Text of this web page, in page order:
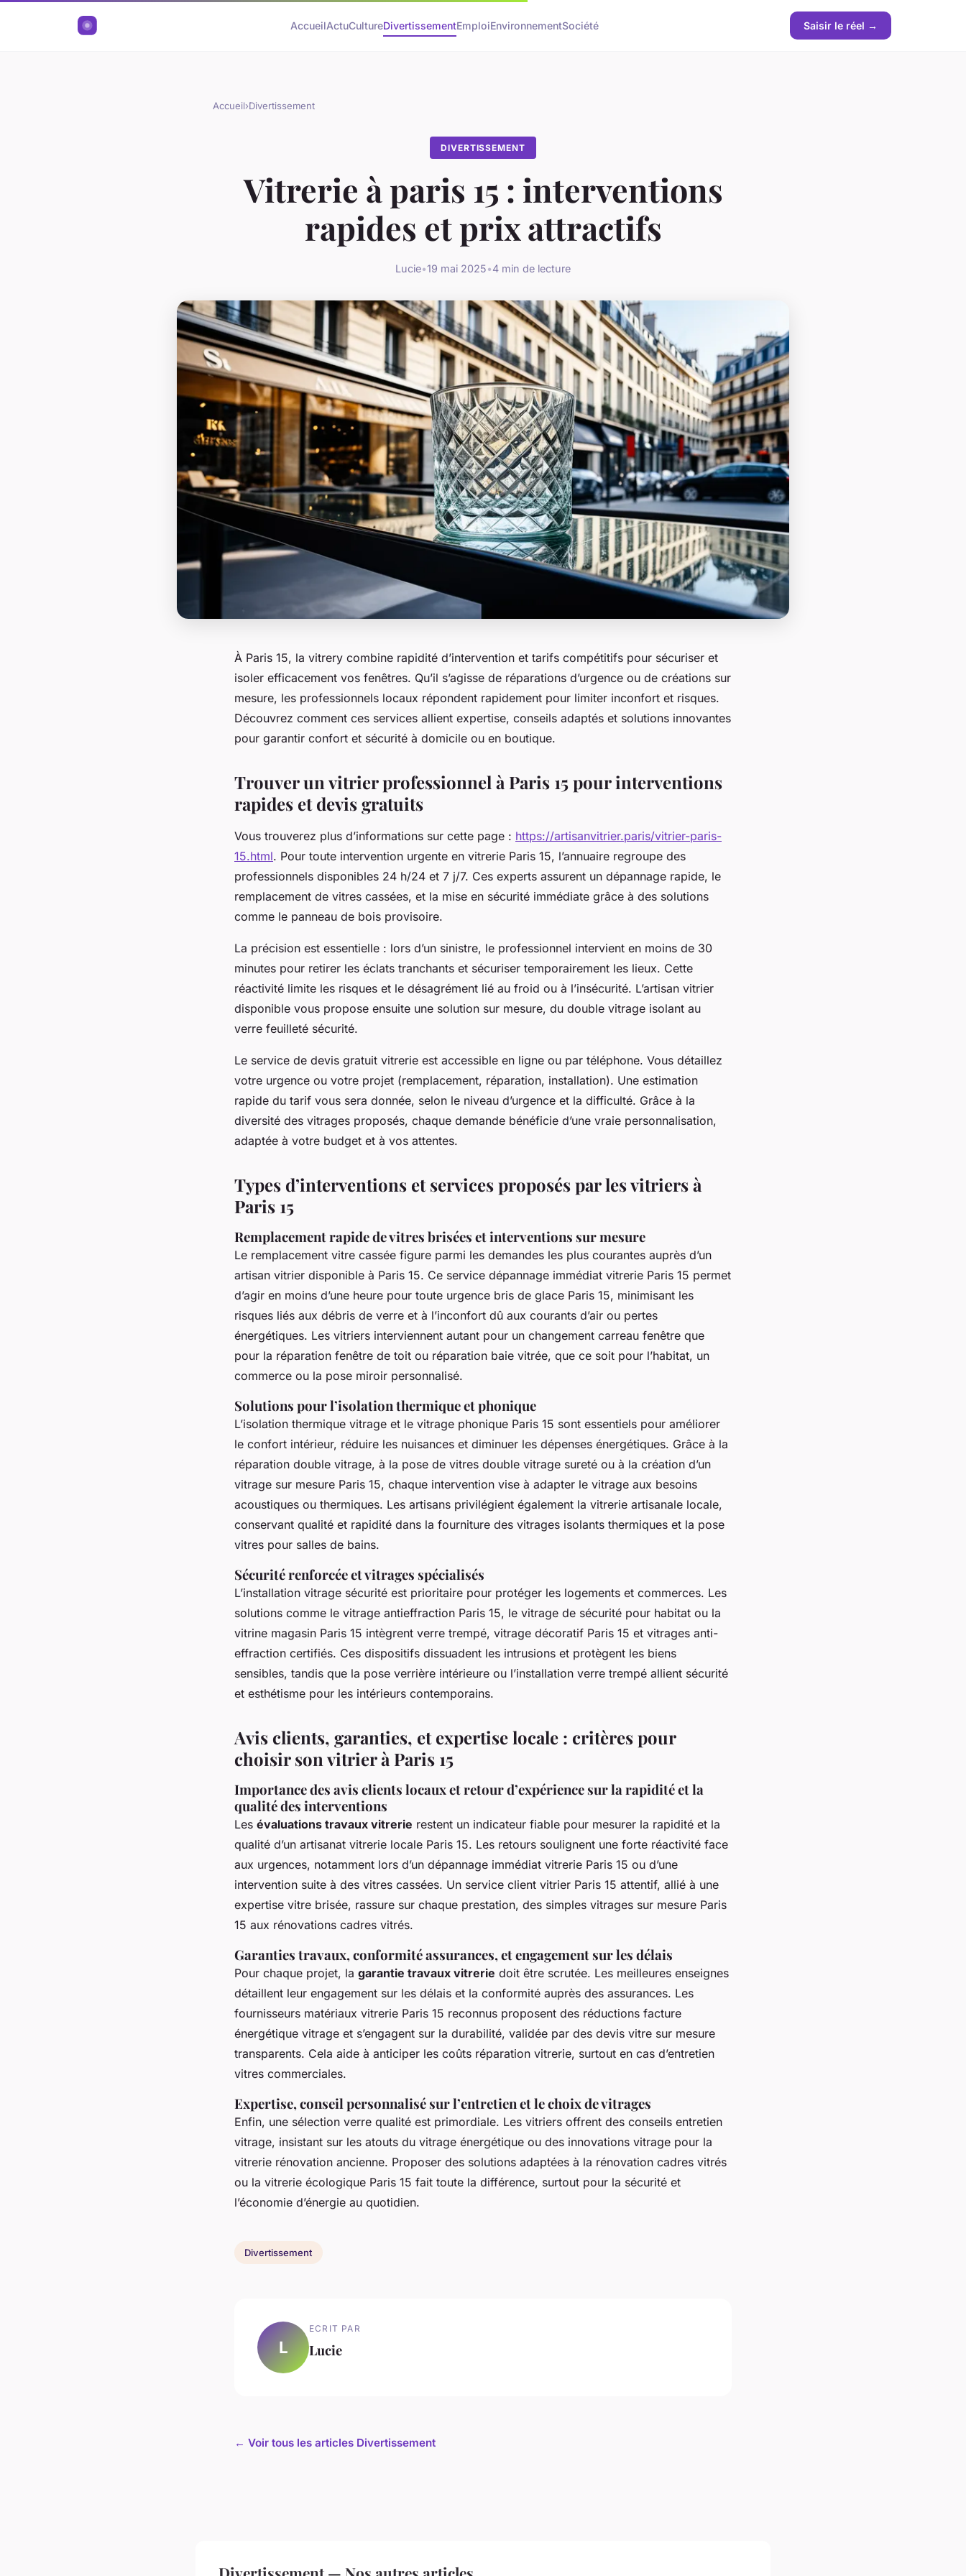
AccueilActuCultureDivertissementEmploiEnvironnementSociété Saisir le réel →
Accueil›Divertissement
DIVERTISSEMENT
Vitrerie à paris 15 : interventions
rapides et prix attractifs
Lucie•19 mai 2025•4 min de lecture
À Paris 15, la vitrery combine rapidité d’intervention et tarifs compétitifs pour sécuriser et
isoler efficacement vos fenêtres. Qu’il s’agisse de réparations d’urgence ou de créations sur
mesure, les professionnels locaux répondent rapidement pour limiter inconfort et risques.
Découvrez comment ces services allient expertise, conseils adaptés et solutions innovantes
pour garantir confort et sécurité à domicile ou en boutique.
Trouver un vitrier professionnel à Paris 15 pour interventions
rapides et devis gratuits
Vous trouverez plus d’informations sur cette page : https://artisanvitrier.paris/vitrier-paris-
15.html. Pour toute intervention urgente en vitrerie Paris 15, l’annuaire regroupe des
professionnels disponibles 24 h/24 et 7 j/7. Ces experts assurent un dépannage rapide, le
remplacement de vitres cassées, et la mise en sécurité immédiate grâce à des solutions
comme le panneau de bois provisoire.
La précision est essentielle : lors d’un sinistre, le professionnel intervient en moins de 30
minutes pour retirer les éclats tranchants et sécuriser temporairement les lieux. Cette
réactivité limite les risques et le désagrément lié au froid ou à l’insécurité. L’artisan vitrier
disponible vous propose ensuite une solution sur mesure, du double vitrage isolant au
verre feuilleté sécurité.
Le service de devis gratuit vitrerie est accessible en ligne ou par téléphone. Vous détaillez
votre urgence ou votre projet (remplacement, réparation, installation). Une estimation
rapide du tarif vous sera donnée, selon le niveau d’urgence et la difficulté. Grâce à la
diversité des vitrages proposés, chaque demande bénéficie d’une vraie personnalisation,
adaptée à votre budget et à vos attentes.
Types d’interventions et services proposés par les vitriers à
Paris 15
Remplacement rapide de vitres brisées et interventions sur mesure
Le remplacement vitre cassée figure parmi les demandes les plus courantes auprès d’un
artisan vitrier disponible à Paris 15. Ce service dépannage immédiat vitrerie Paris 15 permet
d’agir en moins d’une heure pour toute urgence bris de glace Paris 15, minimisant les
risques liés aux débris de verre et à l’inconfort dû aux courants d’air ou pertes
énergétiques. Les vitriers interviennent autant pour un changement carreau fenêtre que
pour la réparation fenêtre de toit ou réparation baie vitrée, que ce soit pour l’habitat, un
commerce ou la pose miroir personnalisé.
Solutions pour l’isolation thermique et phonique
L’isolation thermique vitrage et le vitrage phonique Paris 15 sont essentiels pour améliorer
le confort intérieur, réduire les nuisances et diminuer les dépenses énergétiques. Grâce à la
réparation double vitrage, à la pose de vitres double vitrage sureté ou à la création d’un
vitrage sur mesure Paris 15, chaque intervention vise à adapter le vitrage aux besoins
acoustiques ou thermiques. Les artisans privilégient également la vitrerie artisanale locale,
conservant qualité et rapidité dans la fourniture des vitrages isolants thermiques et la pose
vitres pour salles de bains.
Sécurité renforcée et vitrages spécialisés
L’installation vitrage sécurité est prioritaire pour protéger les logements et commerces. Les
solutions comme le vitrage antieffraction Paris 15, le vitrage de sécurité pour habitat ou la
vitrine magasin Paris 15 intègrent verre trempé, vitrage décoratif Paris 15 et vitrages anti-
effraction certifiés. Ces dispositifs dissuadent les intrusions et protègent les biens
sensibles, tandis que la pose verrière intérieure ou l’installation verre trempé allient sécurité
et esthétisme pour les intérieurs contemporains.
Avis clients, garanties, et expertise locale : critères pour
choisir son vitrier à Paris 15
Importance des avis clients locaux et retour d’expérience sur la rapidité et la
qualité des interventions
Les évaluations travaux vitrerie restent un indicateur fiable pour mesurer la rapidité et la
qualité d’un artisanat vitrerie locale Paris 15. Les retours soulignent une forte réactivité face
aux urgences, notamment lors d’un dépannage immédiat vitrerie Paris 15 ou d’une
intervention suite à des vitres cassées. Un service client vitrier Paris 15 attentif, allié à une
expertise vitre brisée, rassure sur chaque prestation, des simples vitrages sur mesure Paris
15 aux rénovations cadres vitrés.
Garanties travaux, conformité assurances, et engagement sur les délais
Pour chaque projet, la garantie travaux vitrerie doit être scrutée. Les meilleures enseignes
détaillent leur engagement sur les délais et la conformité auprès des assurances. Les
fournisseurs matériaux vitrerie Paris 15 reconnus proposent des réductions facture
énergétique vitrage et s’engagent sur la durabilité, validée par des devis vitre sur mesure
transparents. Cela aide à anticiper les coûts réparation vitrerie, surtout en cas d’entretien
vitres commerciales.
Expertise, conseil personnalisé sur l’entretien et le choix de vitrages
Enfin, une sélection verre qualité est primordiale. Les vitriers offrent des conseils entretien
vitrage, insistant sur les atouts du vitrage énergétique ou des innovations vitrage pour la
vitrerie rénovation ancienne. Proposer des solutions adaptées à la rénovation cadres vitrés
ou la vitrerie écologique Paris 15 fait toute la différence, surtout pour la sécurité et
l’économie d’énergie au quotidien.
Divertissement
L
ECRIT PAR
Lucie
← Voir tous les articles Divertissement